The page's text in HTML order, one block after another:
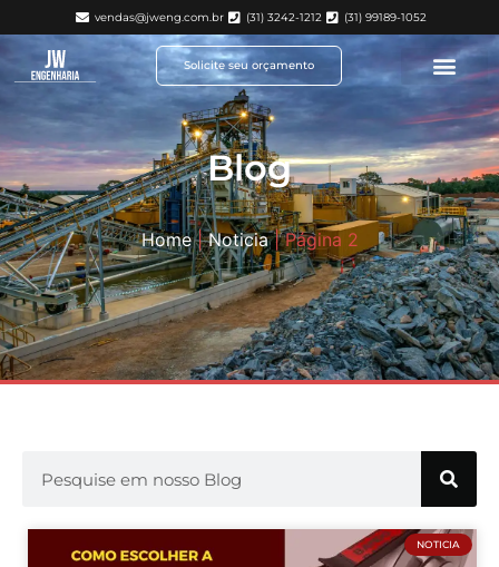
vendas@jweng.com.br (31) 3242-1212 (31) 99189-1052
Solicite seu orçamento
Blog
Home|Noticia|Página 2
NOTICIA